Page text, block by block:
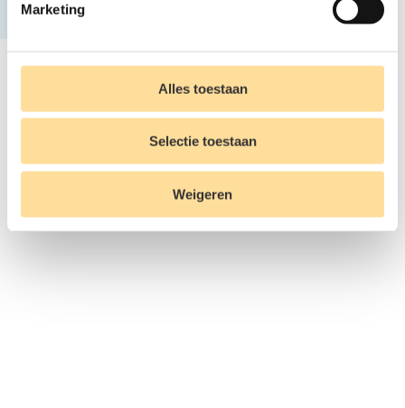
Marketing
Alles toestaan
Selectie toestaan
Weigeren